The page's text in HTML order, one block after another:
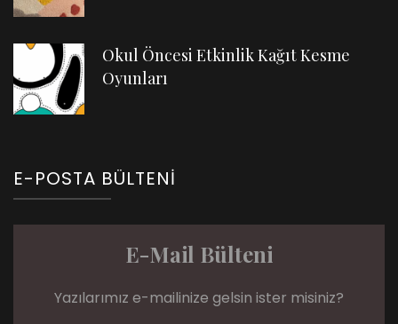
Okul Öncesi Etkinlik Kağıt Kesme
Oyunları
E-POSTA BÜLTENI
E-Mail Bülteni
Yazılarımız e-mailinize gelsin ister misiniz?